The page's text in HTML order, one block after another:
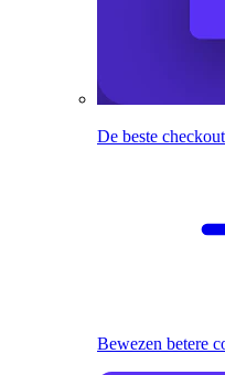
De beste
Bewezen betere